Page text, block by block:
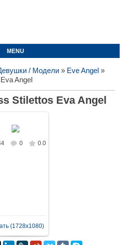
MENU
/ Модели» Eve Angel »
Angel
Stilettos Eva Angel
В реальном
0 0.0
(1728x1080)